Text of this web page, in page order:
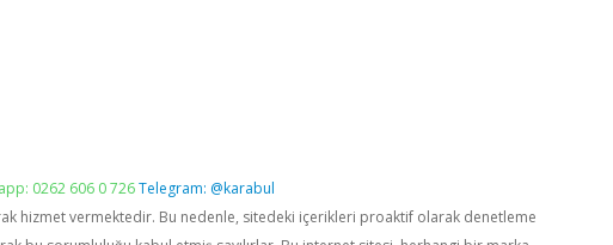
0262 606 0 726Telegram: @karabul
hizmet vermektedir. Bu nedenle, sitedeki içerikleri proaktif olarak denetleme